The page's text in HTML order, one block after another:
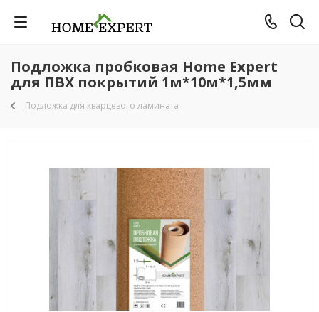
Подложка пробковая Home Expert
для ПВХ покрытий 1м*10м*1,5мм
Подложка для кварцевого ламината